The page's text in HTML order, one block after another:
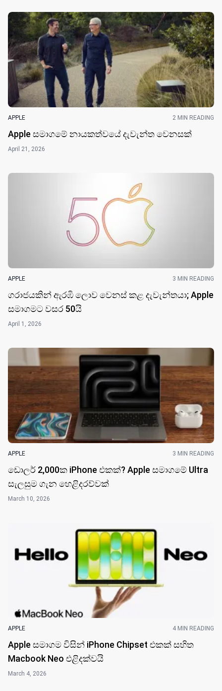
APPLE 2 MIN READING
Apple සමාගමේ නායකත්වයේ දැවැන්ත වෙනසක්
April 21, 2026
APPLE 3 MIN READING
ගරාජයකින් ඇරඹි ලොව වෙනස් කළ දැවැන්තයා; Apple
සමාගමට වසර 50​යි
April 1, 2026
APPLE 3 MIN READING
ඩොලර් 2,000ක iPhone එකක්? Apple සමාගමේ Ultra
සැලසුම ගැන හෙළිදරව්වක්
March 10, 2026
APPLE 4 MIN READING
Apple සමාගම විසින් iPhone Chipset එකක් සහිත
Macbook Neo එළිදක්ව​යි
March 4, 2026